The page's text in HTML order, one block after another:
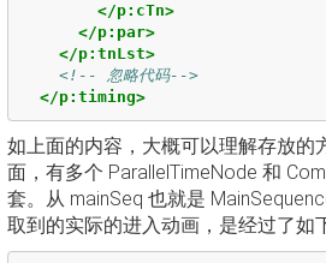
</p:cTn>
</p:par>
</p:tnLst>
<!-- 忽略代码-->
</p:timing>
如上面的内容，大概可以理解存放的
面，有多个 ParallelTimeNode 和
套。从 mainSeq 也就是
取到的实际的进入动画，是经过了如